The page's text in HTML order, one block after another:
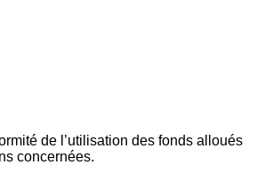
de l’utilisation des fonds alloués
concernées.